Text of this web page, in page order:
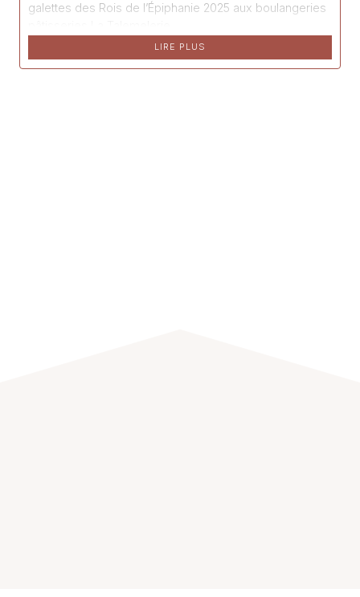
galettes des Rois de l’Épiphanie 2025 aux boulangeries
LIRE PLUS